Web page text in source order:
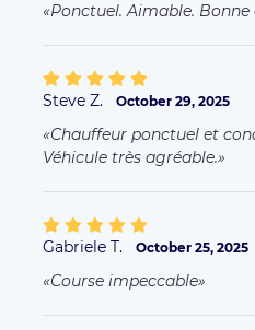
Ponctuel. Aimable.
Steve Z. October 29, 2025
Chauffeur ponctuel et
Véhicule très agréable.
Gabriele T. October 25, 2025
Course impeccable